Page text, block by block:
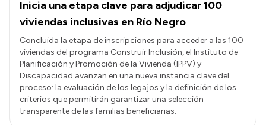
Inicia una etapa clave para adjudicar 100
viviendas inclusivas en Río Negro
Concluida la etapa de inscripciones para acceder a las 100
viviendas del programa Construir Inclusión, el Instituto de
Planificación y Promoción de la Vivienda (IPPV) y
Discapacidad avanzan en una nueva instancia clave del
proceso: la evaluación de los legajos y la definición de los
criterios que permitirán garantizar una selección
transparente de las familias beneficiarias.